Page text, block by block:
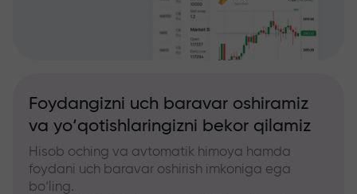
Foydangizni uch baravar oshiramiz
va yo‘qotishlaringizni bekor qilamiz
Hisob oching va avtomatik himoya hamda
foydani uch baravar oshirish imkoniga ega
bo‘ling.